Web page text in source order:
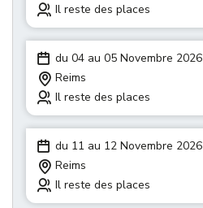
Il reste des places
du 04 au 05 Novembre 2026
Reims
Il reste des places
du 11 au 12 Novembre 2026
Reims
Il reste des places